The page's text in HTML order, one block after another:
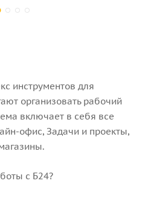
инструментов для
организовать рабочий
включает в себя все
офис, Задачи и проекты,
с Б24?